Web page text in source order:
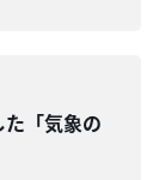
「気象の